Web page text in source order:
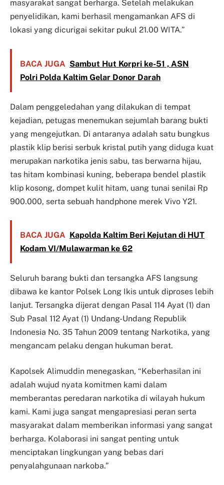
masyarakat sangat berharga. Setelah melakukan
penyelidikan, kami berhasil mengamankan AFS di
lokasi yang dicurigai sekitar pukul 21.00 WITA.”
BACA JUGA Sambut Hut Korpri ke-51 , ASN
Polri Polda Kaltim Gelar Donor Darah
Dalam penggeledahan yang dilakukan di tempat
kejadian, petugas menemukan sejumlah barang bukti
yang mengejutkan. Di antaranya adalah satu bungkus
plastik klip berisi serbuk kristal putih yang diduga kuat
merupakan narkotika jenis sabu, tas berwarna hijau,
tas hitam kombinasi kuning, beberapa bendel plastik
klip kosong, dompet kulit hitam, uang tunai senilai Rp
900.000, serta sebuah handphone merek Vivo Y21.
BACA JUGA Kapolda Kaltim Beri Kejutan di HUT
Kodam VI/Mulawarman ke 62
Seluruh barang bukti dan tersangka AFS langsung
dibawa ke kantor Polsek Long Ikis untuk diproses lebih
lanjut. Tersangka dijerat dengan Pasal 114 Ayat (1) dan
Sub Pasal 112 Ayat (1) Undang-Undang Republik
Indonesia No. 35 Tahun 2009 tentang Narkotika, yang
mengancam pelaku dengan hukuman berat.
Kapolsek Alimuddin menegaskan, “Keberhasilan ini
adalah wujud nyata komitmen kami dalam
memberantas peredaran narkotika di wilayah hukum
kami. Kami juga sangat mengapresiasi peran serta
masyarakat dalam memberikan informasi yang sangat
berharga. Kolaborasi ini sangat penting untuk
menciptakan lingkungan yang bebas dari
penyalahgunaan narkoba.”